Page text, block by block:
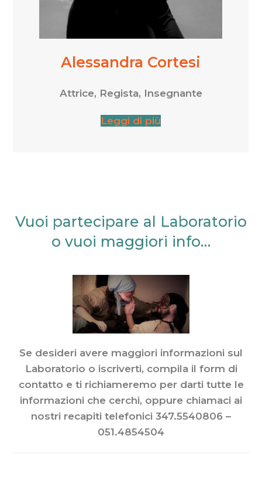
Alessandra Cortesi
Attrice, Regista, Insegnante
Leggi di più
Vuoi partecipare al Laboratorio
o vuoi maggiori info…
Se desideri avere maggiori informazioni sul
Laboratorio o iscriverti, compila il form di
contatto e ti richiameremo per darti tutte le
informazioni che cerchi, oppure chiamaci ai
nostri recapiti telefonici 347.5540806 –
051.4854504